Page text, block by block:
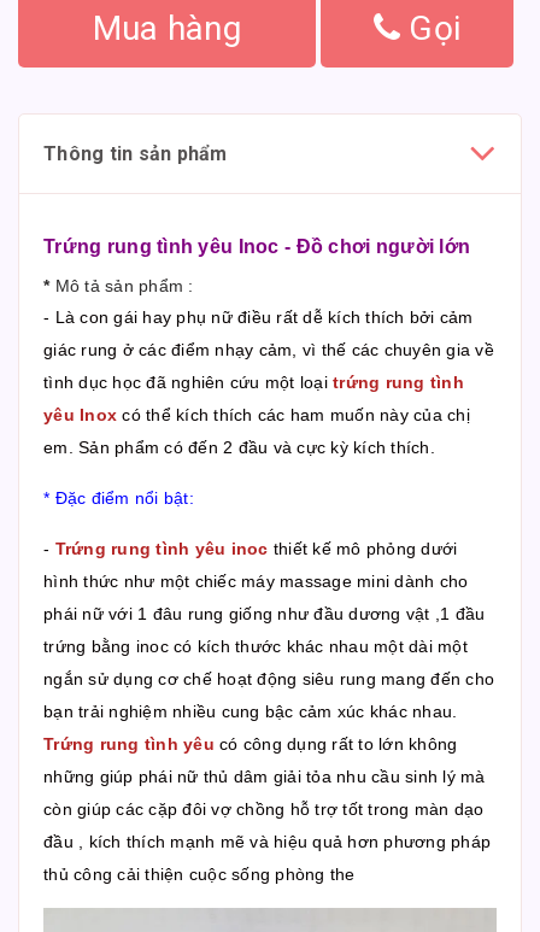
Mua hàng Gọi
Thông tin sản phẩm
Trứng rung tình yêu Inoc - Đồ chơi người lớn
* Mô tả sản phẩm :
- Là con gái hay phụ nữ điều rất dễ kích thích bởi cảm
giác rung ở các điểm nhạy cảm, vì thế các chuyên gia về
tình dục học đã nghiên cứu một loại trứng rung tình
yêu Inox có thể kích thích các ham muốn này của chị
em. Sản phẩm có đến 2 đầu và cực kỳ kích thích.
* Đặc điểm nổi bật:
- Trứng rung tình yêu inoc thiết kế mô phỏng dưới
hình thức như một chiếc máy massage mini dành cho
phái nữ với 1 đâu rung giống như đầu dương vật ,1 đầu
trứng bằng inoc có kích thước khác nhau một dài một
ngắn sử dụng cơ chế hoạt động siêu rung mang đến cho
bạn trải nghiệm nhiều cung bậc cảm xúc khác nhau.
Trứng rung tình yêu có công dụng rất to lớn không
những giúp phái nữ thủ dâm giải tỏa nhu cầu sinh lý mà
còn giúp các cặp đôi vợ chồng hỗ trợ tốt trong màn dạo
đầu , kích thích mạnh mẽ và hiệu quả hơn phương pháp
thủ công cải thiện cuộc sống phòng the